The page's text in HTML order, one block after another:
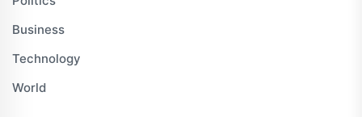
Business
Technology
World